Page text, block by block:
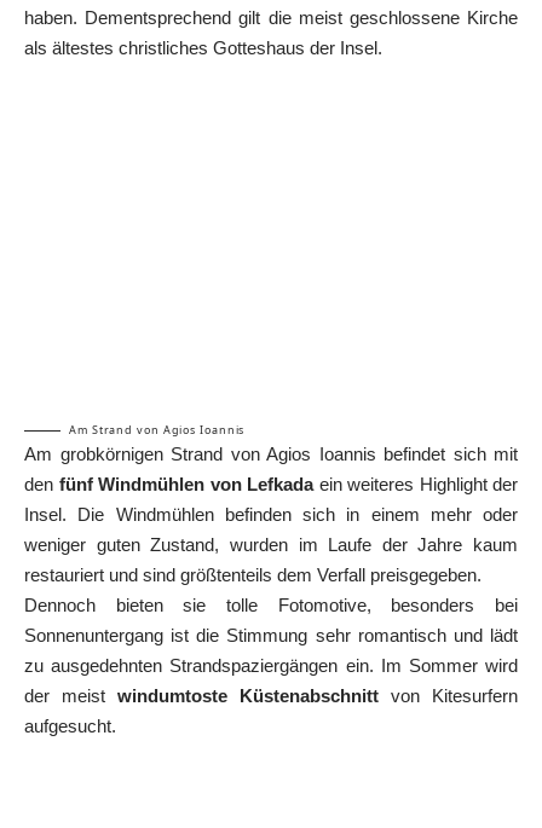
haben. Dementsprechend gilt die meist geschlossene Kirche
als ältestes christliches Gotteshaus der Insel.
Am Strand von Agios Ioannis
Am grobkörnigen Strand von Agios Ioannis befindet sich mit
den fünf Windmühlen von Lefkadaein weiteres Highlight der
Insel. Die Windmühlen befinden sich in einem mehr oder
weniger guten Zustand, wurden im Laufe der Jahre kaum
restauriert und sind größtenteils dem Verfall preisgegeben.
Dennoch bieten sie tolle Fotomotive, besonders bei
Sonnenuntergang ist die Stimmung sehr romantisch und lädt
zu ausgedehnten Strandspaziergängen ein. Im Sommer wird
der meist windumtoste Küstenabschnitt von Kitesurfern
aufgesucht.